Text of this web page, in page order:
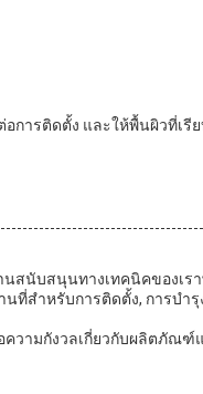
อการติดตั้ง และให้พื้นผิวที่เรี
สนับสนุนทางเทคนิคของเร
ที่สําหรับการติดตั้ง, การบํา
วามกังวลเกี่ยวกับผลิตภัณฑ์